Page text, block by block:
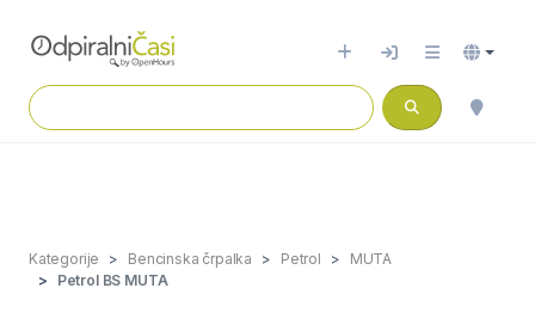
Kategorije Bencinska črpalka Petrol
MUTA
Petrol BS MUTA